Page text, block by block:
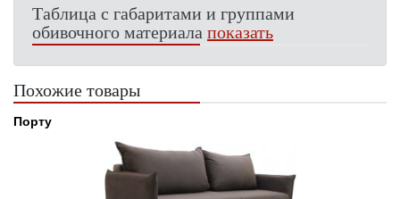
Таблица с габаритами и группами
обивочного материалапоказать
Похожие товары
Порту